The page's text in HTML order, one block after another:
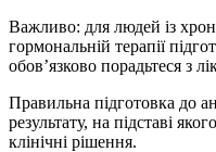
Важливо: для людей із
гормональній терапії
обов’язково порадьтеся з
Правильна підготовка до
результату, на підставі
клінічні рішення.